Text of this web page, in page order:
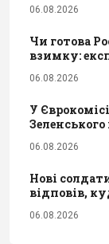
06.08.2026
Чи готова
взимку:
06.08.2026
У
06.08.2026
Нові
відповів,
06.08.2026